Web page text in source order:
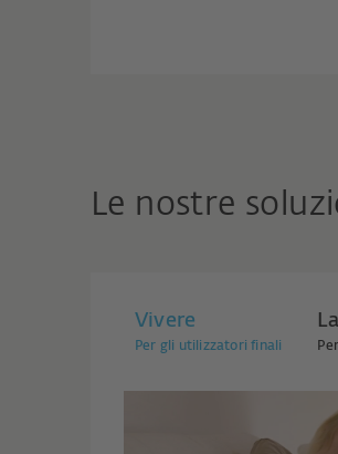
Le nostre
Vivere
Per gli utilizzatori finali